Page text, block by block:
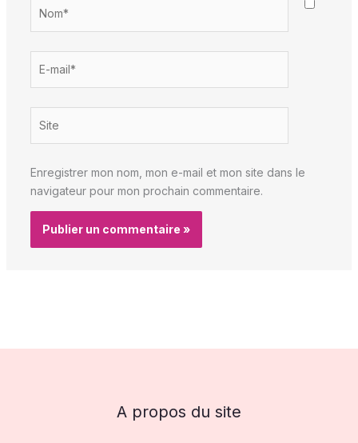
mail*
Enregistrer mon nom, mon e-mail et mon site dans le
navigateur pour mon prochain commentaire.
A propos du site